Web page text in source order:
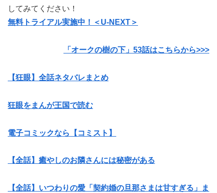
してみてください！
無料トライアル実施中！＜U-NEXT＞
「オークの樹の下」53話はこちらから>>>
【狂眼】全話ネタバレまとめ
狂眼をまんが王国で読む
電子コミックなら【コミスト】
【全話】癒やしのお隣さんには秘密がある
【全話】いつわりの愛「契約婚の旦那さまは甘すぎる」ま